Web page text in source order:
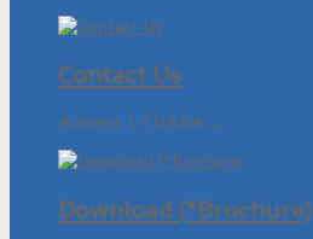
Contact Us
Address 1 -THANA ...
Download (*Brochure)